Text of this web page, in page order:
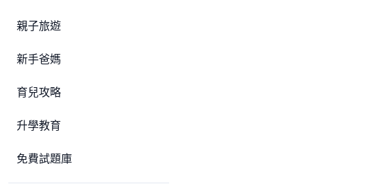
親子旅遊
新手爸媽
育兒攻略
升學教育
免費試題庫